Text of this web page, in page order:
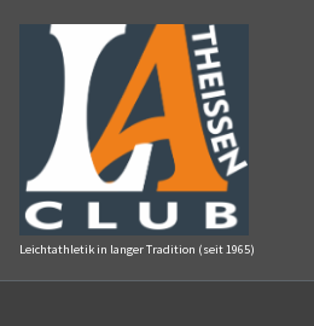
Inhalt
springen
Leichtathletik in langer Tradition (seit 1965)